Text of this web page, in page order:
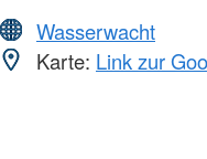
Wasserwacht
Karte: Link zur